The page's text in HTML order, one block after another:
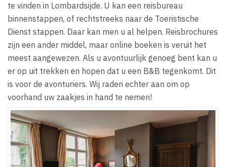
te vinden in Lombardsijde. U kan een reisbureau
binnenstappen, of rechtstreeks naar de Toeristische
Dienst stappen. Daar kan men u al helpen. Reisbrochures
zijn een ander middel, maar online boeken is veruit het
meest aangewezen. Als u avontuurlijk genoeg bent kan u
er op uit trekken en hopen dat u een B&B tegenkomt. Dit
is voor de avonturiers. Wij raden echter aan om op
voorhand uw zaakjes in hand te nemen!